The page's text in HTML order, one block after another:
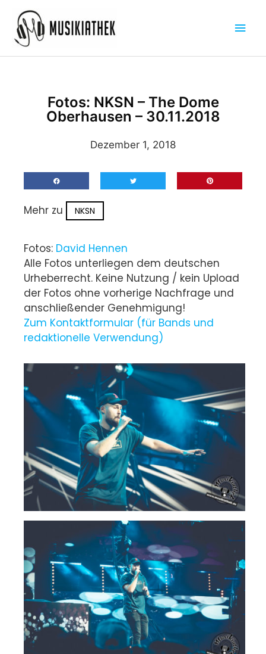
Inhalt
springen
Fotos: NKSN – The Dome
Oberhausen – 30.11.2018
Dezember 1, 2018
Mehr zu NKSN
Fotos: David Hennen
Alle Fotos unterliegen dem deutschen
Urheberrecht. Keine Nutzung / kein Upload
der Fotos ohne vorherige Nachfrage und
anschließender Genehmigung!
Zum Kontaktformular (für Bands und
redaktionelle Verwendung)